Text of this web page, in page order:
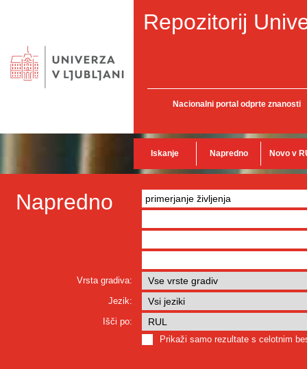
Repozitorij
Nacionalni portal odprte znanosti
Iskanje Napredno Novo v
Napredno
Vrsta gradiva:
Jezik:
Išči po:
Prikaži samo rezultate s celotnim